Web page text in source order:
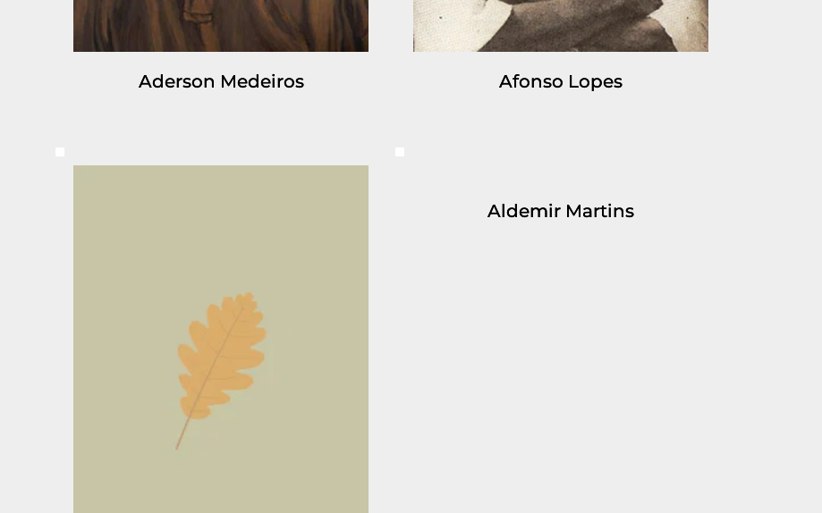
Aderson Medeiros Afonso Lopes
Aldemir Martins